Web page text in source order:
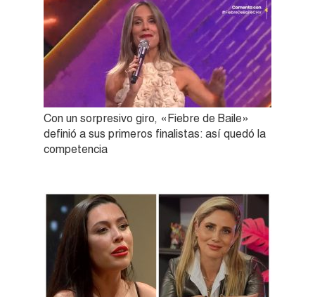
Con un sorpresivo giro, «Fiebre de Baile»
definió a sus primeros finalistas: así quedó la
competencia